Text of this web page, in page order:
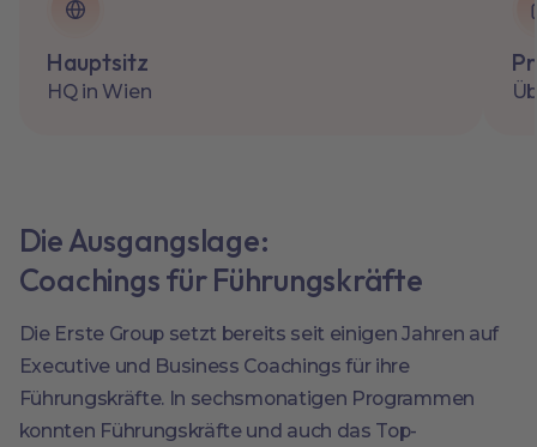
Hauptsitz
HQ in Wien
Die Ausgangslage:
Coachings für Führungskräfte
Die Erste Group setzt bereits seit einigen Jahren auf
Executive und Business Coachings für ihre
Führungskräfte. In sechsmonatigen Programmen
konnten Führungskräfte und auch das Top-